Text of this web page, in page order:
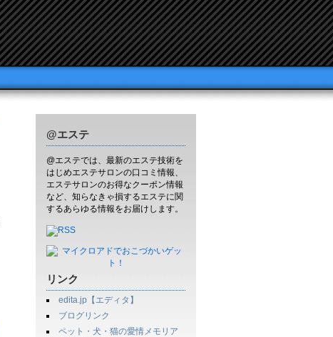
@エステ
@エステでは、最新のエステ技術を
はじめエステサロンの口コミ情報、
エステサロンのお得なクーポン情報
など、知らなきゃ損するエステに関
するあらゆる情報をお届けします。
リンク
edita.jp【エディタ】
ブログリンク
ペット・犬・猫の愛情メモリア